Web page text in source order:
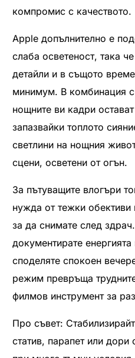
компромис с качеството.
Apple допълнително е
слаба осветеност, така
детайли и в същото
минимум. В комбинация с
нощните ви кадри
запазвайки топлото
светлини на нощния
сцени, осветени от огън.
За пътуващите влогъри
нужда от тежки обективи
за да снимате след
документирате
споделяте спокоен
режим превръща
филмов инструмент за
Про съвет:
статив, парапет или дори